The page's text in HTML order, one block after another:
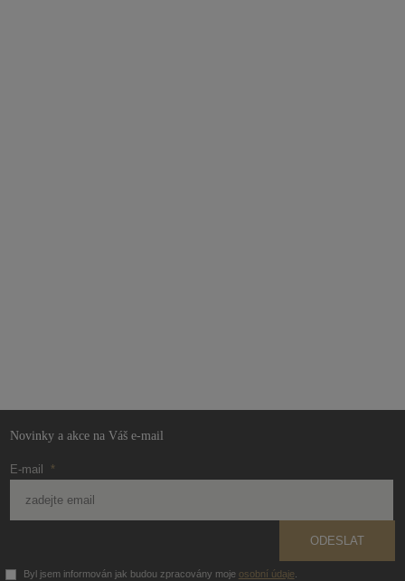
Novinky a akce na Váš e-mail
E-mail *
ODESLAT
Byl jsem informován jak budou zpracovány moje osobní údaje